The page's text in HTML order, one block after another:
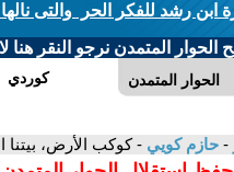
ابن رشد للفكر الحر والتى
المتمدن نرجو النقر هنا
الحوار المتمدن كوردي
- حازم كويي - كوكب الأرض،